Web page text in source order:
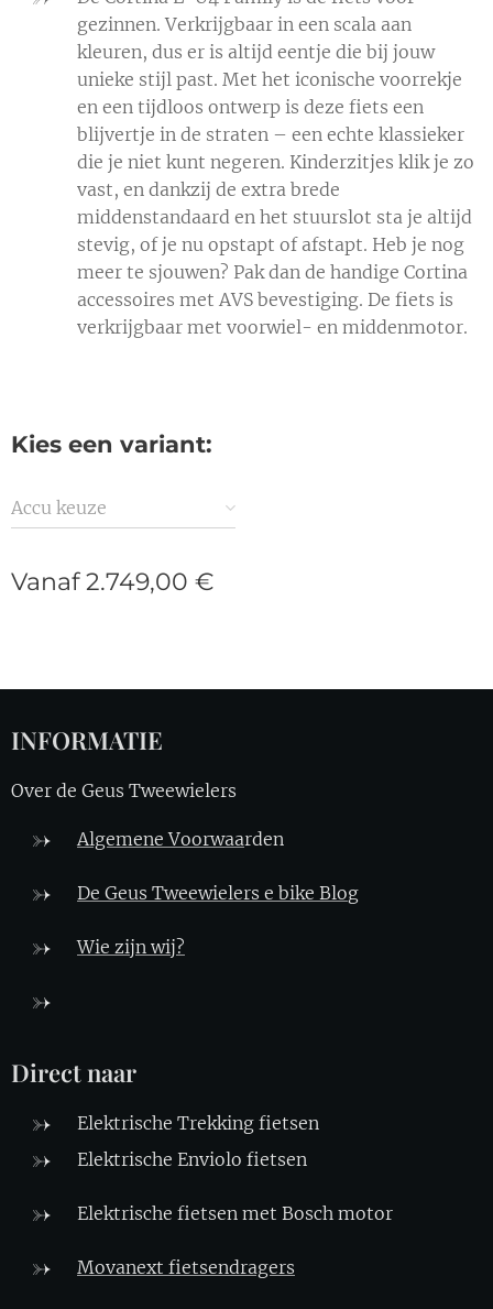
gezinnen. Verkrijgbaar in een scala aan
kleuren, dus er is altijd eentje die bij jouw
unieke stijl past. Met het iconische voorrekje
en een tijdloos ontwerp is deze fiets een
blijvertje in de straten – een echte klassieker
die je niet kunt negeren. Kinderzitjes klik je zo
vast, en dankzij de extra brede
middenstandaard en het stuurslot sta je altijd
stevig, of je nu opstapt of afstapt. Heb je nog
meer te sjouwen? Pak dan de handige Cortina
accessoires met AVS bevestiging. De fiets is
verkrijgbaar met voorwiel- en middenmotor.
Kies een variant:
Accu keuze
Vanaf2.749,00 €
INFORMATIE
Over de Geus Tweewielers
Algemene Voorwaarden
De Geus Tweewielers e bike Blog
Wie zijn wij?
Direct naar
Elektrische Trekking fietsen
Elektrische Enviolo fietsen
Elektrische fietsen met Bosch motor
Movanext fietsendragers